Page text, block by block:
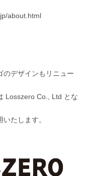
about.html
のデザインもリニュー
Losszero Co., Ltd とな
たします。